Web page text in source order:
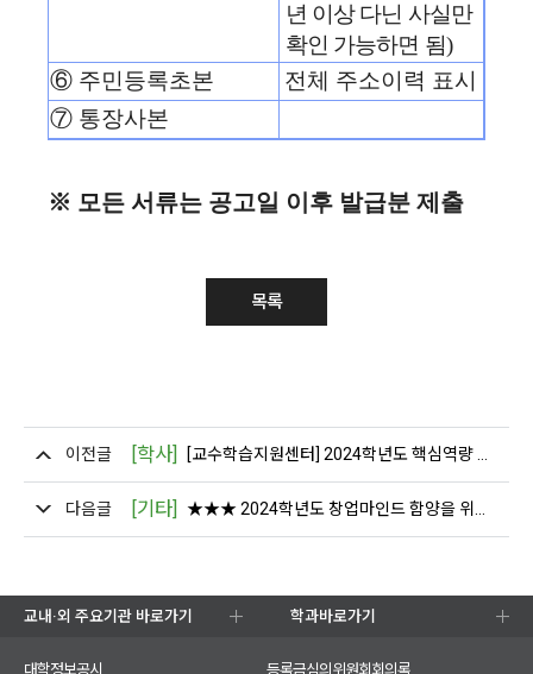
년 이상 다닌 사실만
확인 가능하면 됨)
⑥ 주민등록초본
전체 주소이력 표시
⑦ 통장사본
※ 모든 서류는 공고일 이후 발급분 제출
목록
이전글 [학사] [교수학습지원센터] 2024학년도 핵심역량 챔프아카데미(오프라인) 특강 안내
다음글 [기타] ★★★ 2024학년도 창업마인드 함양을 위한 4단계’ 패키지 과정 온라인교육 참여 안내
교내·외 주요기관 바로가기 학과바로가기
대학정보공시 등록금심의위원회회의록